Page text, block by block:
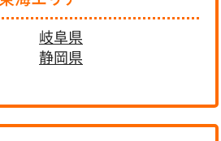
岐阜県
静岡県